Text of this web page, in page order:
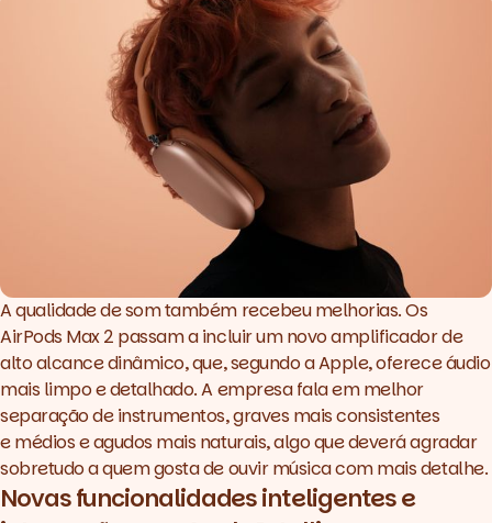
A qualidade de som também recebeu melhorias. Os
AirPods Max 2 passam a incluir um novo amplificador de
alto alcance dinâmico, que, segundo a Apple, oferece áudio
mais limpo e detalhado. A empresa fala em melhor
separação de instrumentos, graves mais consistentes
e médios e agudos mais naturais, algo que deverá agradar
sobretudo a quem gosta de ouvir música com mais detalhe.
Novas funcionalidades inteligentes e